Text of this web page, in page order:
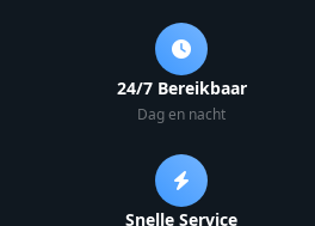
24/7 Bereikbaar
Dag en nacht
Snelle Service